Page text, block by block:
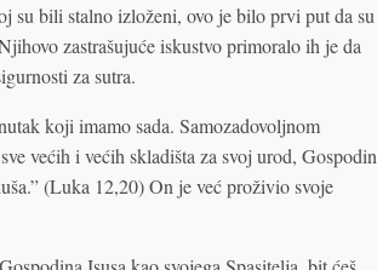
su bili stalno izloženi, ovo je bilo prvi put da su
zastrašujuće iskustvo primoralo ih je da
za sutra.
koji imamo sada. Samozadovoljnom
većih i većih skladišta za svoj urod, Gospodin
(Luka 12,20) On je već proživio svoje